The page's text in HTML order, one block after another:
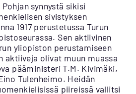
synnystä sikisi
sivistyksen
1917 perustetussa Turun
Sen aktiivinen
yliopiston perustamiseen
aktiiveja olivat muun muassa
pääministeri T.M. Kivimäki,
Tulenheimo. Heidän
piireissä vallitsi